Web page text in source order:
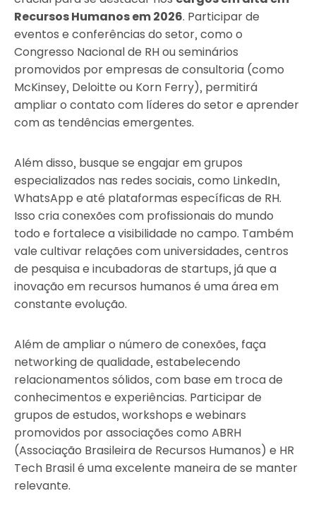
Recursos Humanos em 2026. Participar de
eventos e conferências do setor, como o
Congresso Nacional de RH ou seminários
promovidos por empresas de consultoria (como
McKinsey, Deloitte ou Korn Ferry), permitirá
ampliar o contato com líderes do setor e aprender
com as tendências emergentes.
Além disso, busque se engajar em grupos
especializados nas redes sociais, como LinkedIn,
WhatsApp e até plataformas específicas de RH.
Isso cria conexões com profissionais do mundo
todo e fortalece a visibilidade no campo. Também
vale cultivar relações com universidades, centros
de pesquisa e incubadoras de startups, já que a
inovação em recursos humanos é uma área em
constante evolução.
Além de ampliar o número de conexões, faça
networking de qualidade, estabelecendo
relacionamentos sólidos, com base em troca de
conhecimentos e experiências. Participar de
grupos de estudos, workshops e webinars
promovidos por associações como ABRH
(Associação Brasileira de Recursos Humanos) e HR
Tech Brasil é uma excelente maneira de se manter
relevante.